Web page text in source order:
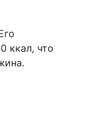
ккал, что